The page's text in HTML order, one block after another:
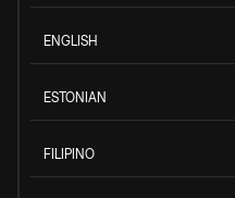
ENGLISH
ESTONIAN
FILIPINO